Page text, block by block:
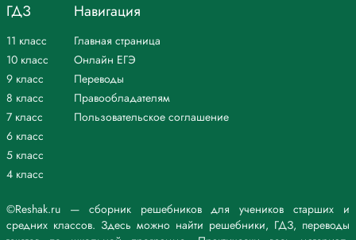
©Reshak.ru — сборник решебников для учеников старших и
средних классов. Здесь можно найти решебники, ГДЗ, переводы
ГДЗ
11 класс
10 класс
9 класс
8 класс
7 класс
6 класс
5 класс
4 класс
Навигация
Главная страница
Онлайн ЕГЭ
Переводы
Правообладателям
Пользовательское соглашение